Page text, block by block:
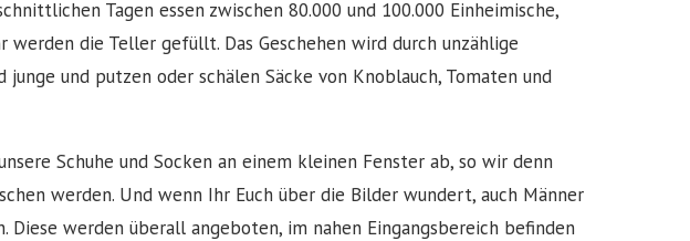
Tagen essen zwischen 80.000 und 100.000 Einheimische,
die Teller gefüllt. Das Geschehen wird durch unzählige
und putzen oder schälen Säcke von Knoblauch, Tomaten und
Schuhe und Socken an einem kleinen Fenster ab, so wir denn
werden. Und wenn Ihr Euch über die Bilder wundert, auch Männer
werden überall angeboten, im nahen Eingangsbereich befinden